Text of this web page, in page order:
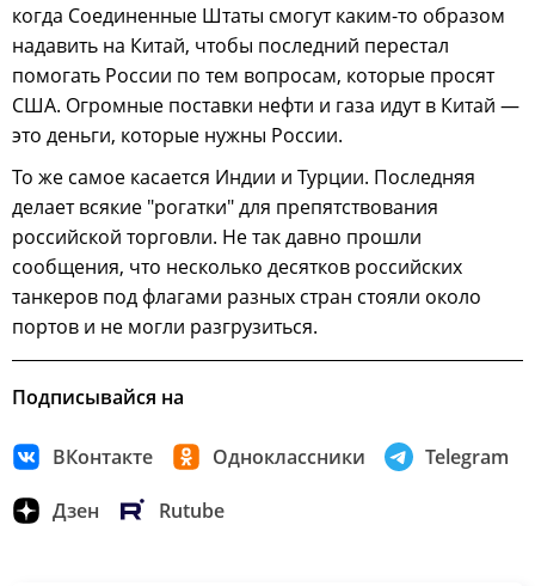
когда Соединенные Штаты смогут каким-то образом
надавить на Китай, чтобы последний перестал
помогать России по тем вопросам, которые просят
США. Огромные поставки нефти и газа идут в Китай —
это деньги, которые нужны России.
То же самое касается Индии и Турции. Последняя
делает всякие "рогатки" для препятствования
российской торговли. Не так давно прошли
сообщения, что несколько десятков российских
танкеров под флагами разных стран стояли около
портов и не могли разгрузиться.
Подписывайся на
ВКонтакте Одноклассники Telegram
Дзен Rutube